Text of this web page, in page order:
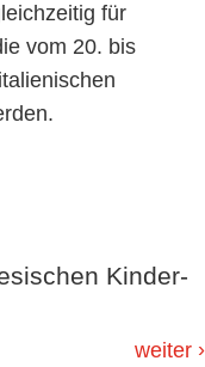
für
vom 20. bis
Kinder-
weiter ›